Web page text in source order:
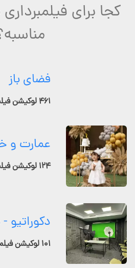
کجا برای
فضای باز
۴۶۱ لوکیشن فیلمبرداری فعال
عمارت و
۱۲۴ لوکیشن فیلمبرداری فعال
دکوراتیو
۱۰۱ لوکیشن فیلمبرداری فعال